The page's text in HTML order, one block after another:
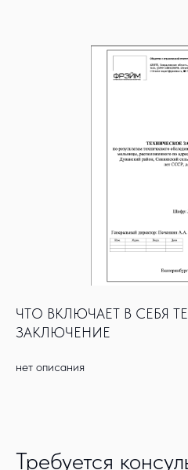
ЧТО ВКЛЮЧАЕТ В СЕБЯ
ЗАКЛЮЧЕНИЕ
нет описания
Требуется